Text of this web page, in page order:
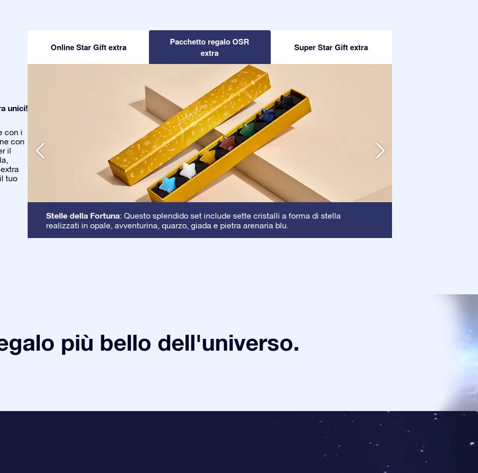
unici!
con i
con
il
tuo
Online Star Gift extra
Pacchetto regalo OSR
extra
Super Star Gift extra
Stelle della Fortuna: Questo splendido set include sette cristalli a forma di stella
realizzati in opale, avventurina, quarzo, giada e pietra arenaria blu.
più bello dell'universo.